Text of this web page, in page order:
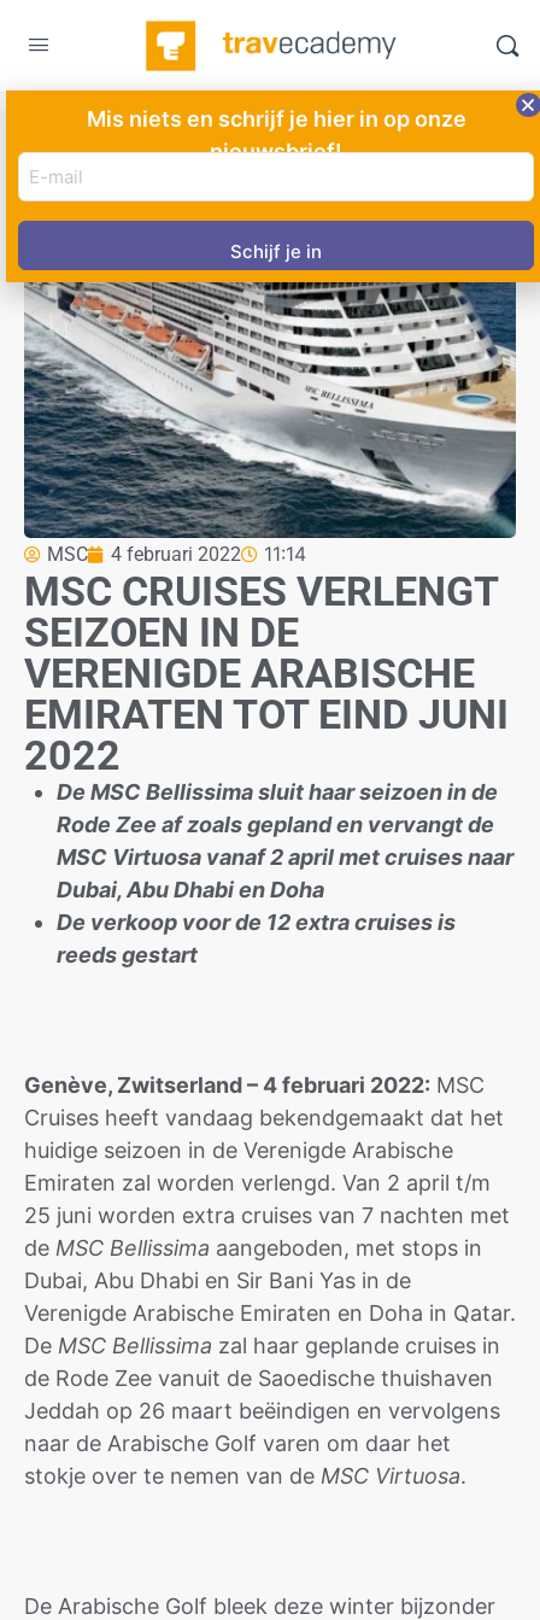
MSC 4 februari 2022 11:14
MSC CRUISES VERLENGT
SEIZOEN IN DE
VERENIGDE ARABISCHE
EMIRATEN TOT EIND JUNI
2022
De MSC Bellissima sluit haar seizoen in de
Rode Zee af zoals gepland en vervangt de
MSC Virtuosa vanaf 2 april met cruises naar
Dubai, Abu Dhabi en Doha
De verkoop voor de 12 extra cruises is
reeds gestart
Genève, Zwitserland – 4 februari 2022: MSC
Cruises heeft vandaag bekendgemaakt dat het
huidige seizoen in de Verenigde Arabische
Emiraten zal worden verlengd. Van 2 april t/m
25 juni worden extra cruises van 7 nachten met
de MSC Bellissima aangeboden, met stops in
Dubai, Abu Dhabi en Sir Bani Yas in de
Verenigde Arabische Emiraten en Doha in Qatar.
De MSC Bellissima zal haar geplande cruises in
de Rode Zee vanuit de Saoedische thuishaven
Jeddah op 26 maart beëindigen en vervolgens
naar de Arabische Golf varen om daar het
stokje over te nemen van de MSC Virtuosa.
De Arabische Golf bleek deze winter bijzonder
Mis niets en schrijf je hier in op onze
nieuwsbrief!
E-
mail
adres